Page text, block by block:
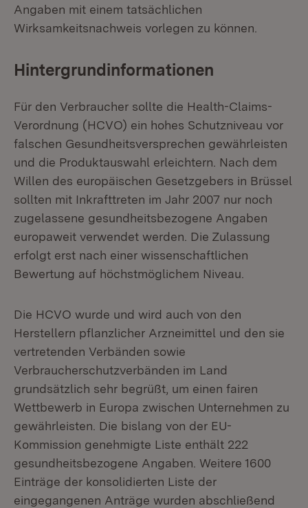
Angaben mit einem tatsächlichen
Wirksamkeitsnachweis vorlegen zu können.
Hintergrundinformationen
Für den Verbraucher sollte die Health-Claims-
Verordnung (HCVO) ein hohes Schutzniveau vor
falschen Gesundheitsversprechen gewährleisten
und die Produktauswahl erleichtern. Nach dem
Willen des europäischen Gesetzgebers in Brüssel
sollten mit Inkrafttreten im Jahr 2007 nur noch
zugelassene gesundheitsbezogene Angaben
europaweit verwendet werden. Die Zulassung
erfolgt erst nach einer wissenschaftlichen
Bewertung auf höchstmöglichem Niveau.
Die HCVO wurde und wird auch von den
Herstellern pflanzlicher Arzneimittel und den sie
vertretenden Verbänden sowie
Verbraucherschutzverbänden im Land
grundsätzlich sehr begrüßt, um einen fairen
Wettbewerb in Europa zwischen Unternehmen zu
gewährleisten. Die bislang von der EU-
Kommission genehmigte Liste enthält 222
gesundheitsbezogene Angaben. Weitere 1600
Einträge der konsolidierten Liste der
eingegangenen Anträge wurden abschließend